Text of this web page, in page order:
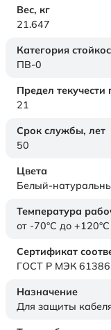
Вес, кг
21.647
Категория
ПВ-0
Предел
21
Срок службы, лет
50
Цвета
Белый-
Температура
от -70°C до +120°C
Сертификат
ГОСТ Р МЭК
Назначение
Для защиты